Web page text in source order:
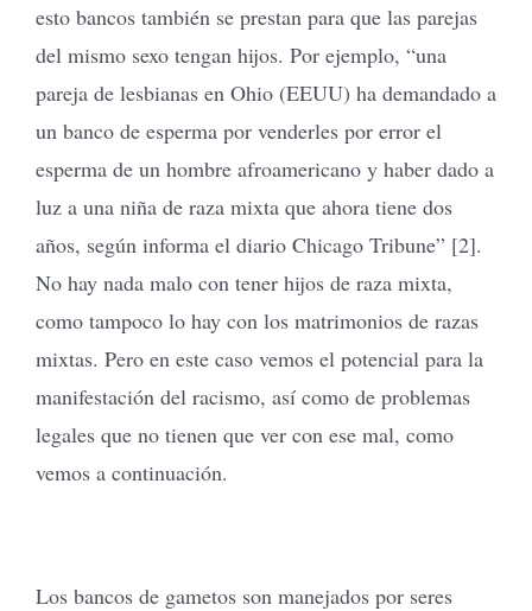
esto bancos también se prestan para que las parejas
del mismo sexo tengan hijos. Por ejemplo, “una
pareja de lesbianas en Ohio (EEUU) ha demandado a
un banco de esperma por venderles por error el
esperma de un hombre afroamericano y haber dado a
luz a una niña de raza mixta que ahora tiene dos
años, según informa el diario Chicago Tribune” [2].
No hay nada malo con tener hijos de raza mixta,
como tampoco lo hay con los matrimonios de razas
mixtas. Pero en este caso vemos el potencial para la
manifestación del racismo, así como de problemas
legales que no tienen que ver con ese mal, como
vemos a continuación.
Los bancos de gametos son manejados por seres